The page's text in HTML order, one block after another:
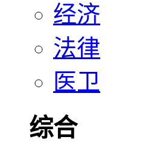
经济
法律
医卫
综合